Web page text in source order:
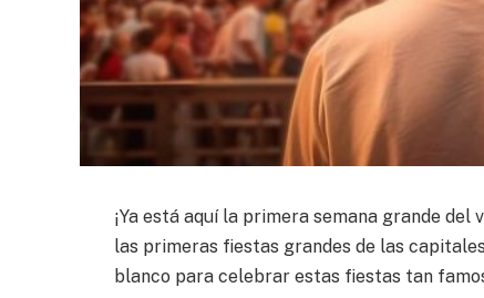
¡Ya está aquí la primera semana grande
las primeras fiestas grandes de las
blanco para celebrar estas fiestas tan